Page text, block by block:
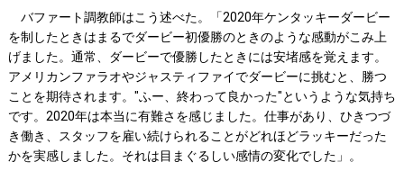
バファート調教師はこう述べた。「2020年ケンタッキーダービー
を制したときはまるでダービー初優勝のときのような感動がこみ上
げました。通常、ダービーで優勝したときには安堵感を覚えます。
アメリカンファラオやジャスティファイでダービーに挑むと、勝つ
ことを期待されます。"ふー、終わって良かった"というような気持ち
です。2020年は本当に有難さを感じました。仕事があり、ひきつづ
き働き、スタッフを雇い続けられることがどれほどラッキーだった
かを実感しました。それは目まぐるしい感情の変化でした」。